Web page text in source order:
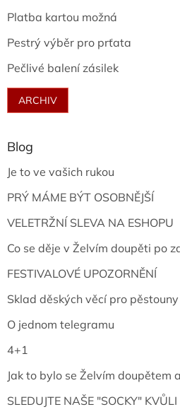
Platba kartou možná
Pestrý výběr pro prťata
Pečlivé balení zásilek
ARCHIV
Blog
Je to ve vašich rukou
PRÝ MÁME BÝT OSOBNĚJŠÍ
VELETRŽNÍ SLEVA NA ESHOPU
Co se děje v Želvím doupěti po
FESTIVALOVÉ UPOZORNĚNÍ
Sklad děských věcí pro
O jednom telegramu
4+1
Jak to bylo se Želvím doupětem
SLEDUJTE NAŠE "SOCKY"